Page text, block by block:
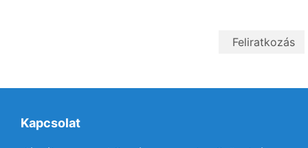
Kapcsolat